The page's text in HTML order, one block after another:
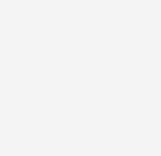
C
Klasse: D
CO₂-Klasse: D
D
D